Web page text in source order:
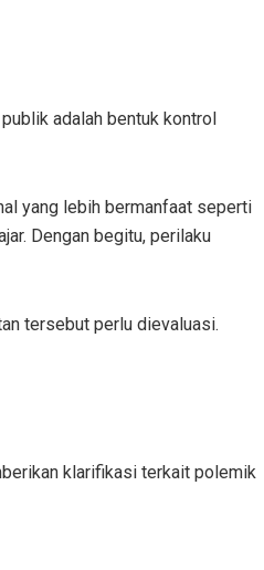
adalah bentuk kontrol
yang lebih bermanfaat seperti
Dengan begitu, perilaku
tersebut perlu dievaluasi.
klarifikasi terkait polemik